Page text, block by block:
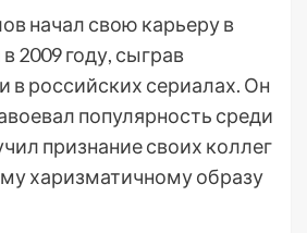
начал свою карьеру в
2009 году, сыграв
в российских сериалах. Он
популярность среди
признание своих коллег
харизматичному образу